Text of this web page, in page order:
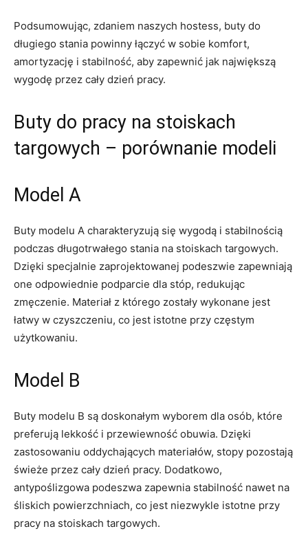
Podsumowując,​ zdaniem naszych hostess, buty do
długiego stania powinny ‍łączyć w sobie komfort,
amortyzację i stabilność, aby zapewnić ‍jak ⁢największą
wygodę⁣ przez cały dzień pracy.
Buty do ⁢pracy ‌na stoiskach ​
targowych – porównanie modeli
Model A
Buty⁤ modelu A charakteryzują się wygodą i stabilnością⁣
podczas długotrwałego ‌stania ⁣na⁣ stoiskach targowych.
Dzięki specjalnie​ zaprojektowanej podeszwie zapewniają‌
one odpowiednie⁣ podparcie ‌dla stóp, redukując
zmęczenie. Materiał z którego zostały wykonane jest
łatwy w czyszczeniu, co jest istotne przy częstym
użytkowaniu.
Model B
Buty modelu B są doskonałym wyborem dla osób, które
preferują lekkość i ‌przewiewność obuwia. Dzięki
zastosowaniu oddychających materiałów, stopy pozostają
świeże przez cały dzień pracy. Dodatkowo,
antypoślizgowa podeszwa zapewnia stabilność nawet ​na
śliskich powierzchniach, co jest niezwykle ⁢istotne ​przy
pracy ⁣na stoiskach targowych.